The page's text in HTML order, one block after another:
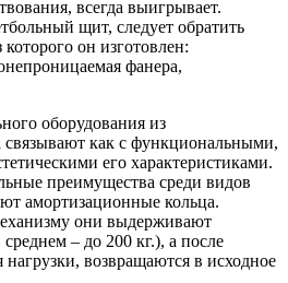
всегда выигрывает.
щит, следует обратить
он изготовлен:
фанера,
оборудования из
связывают как с функциональными,
его характеристиками.
преимущества среди видов
амортизационные кольца.
они выдерживают
– до 200 кг.), а после
возвращаются в исходное